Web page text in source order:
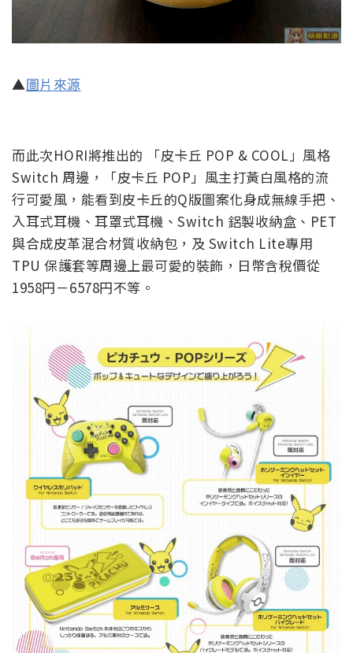
▲圖片來源
而此次HORI將推出的 「皮卡丘 POP & COOL」風格
Switch 周邊，「皮卡丘 POP」風主打黃白風格的流
行可愛風，能看到皮卡丘的Q版圖案化身成無線手把、
入耳式耳機、耳罩式耳機、Switch 鋁製收納盒、PET
與合成皮革混合材質收納包，及 Switch Lite專用
TPU 保護套等周邊上最可愛的裝飾，日幣含稅價從
1958円－6578円不等。